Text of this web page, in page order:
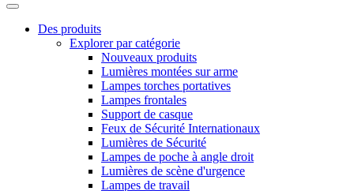
Des produits
Explorer par catégorie
Nouveaux produits
Lumières montées sur arme
Lampes torches portatives
Lampes frontales
Support de casque
Feux de Sécurité Internationaux
Lumières de Sécurité
Lampes de poche à angle droit
Lumières de scène d'urgence
Lampes de travail